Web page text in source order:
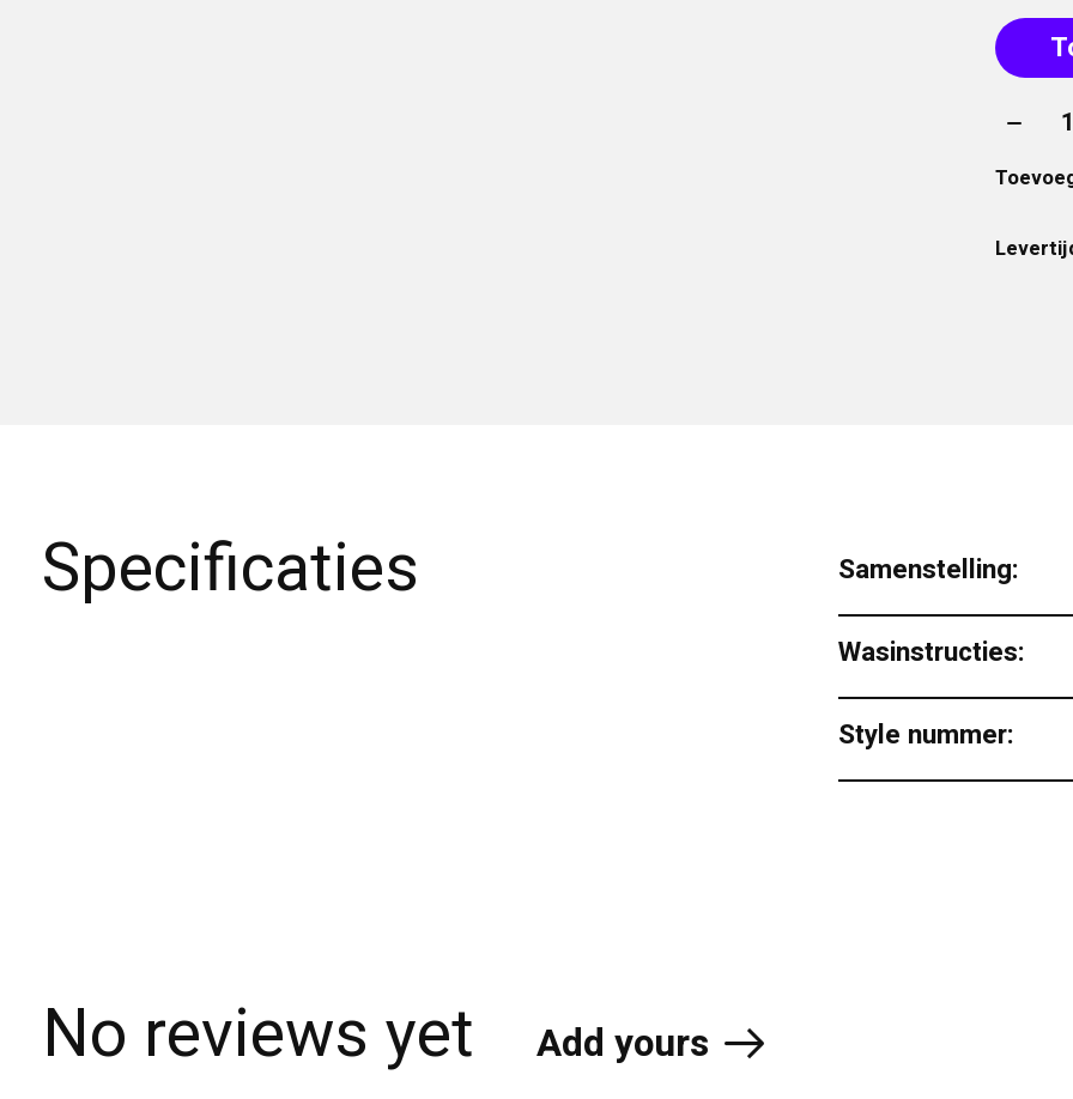
Aantal:
Specificaties Samenstelling:
Wasinstructies:
Style nummer:
No reviews yet Add yours